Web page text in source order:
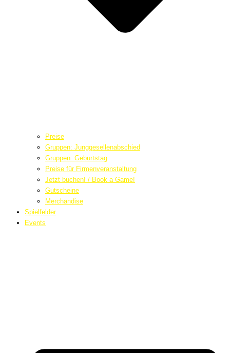
Preise
Gruppen: Junggesellenabschied
Gruppen: Geburtstag
Preise für Firmenveranstaltung
Jetzt buchen! / Book a Game!
Gutscheine
Merchandise
Spielfelder
Events